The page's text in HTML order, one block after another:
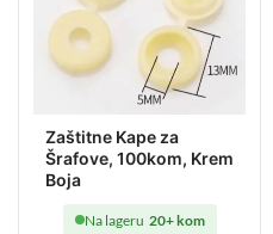
Zaštitne Kape za
Šrafove, 100kom, Krem
Boja
Na lageru 20+ kom